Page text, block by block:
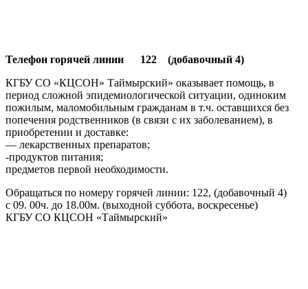
Телефон горячей линии 122 (добавочный 4)
КГБУ СО «КЦСОН» Таймырский» оказывает помощь, в
период сложной эпидемиологической ситуации, одиноким
пожилым, маломобильным гражданам в т.ч. оставшихся без
попечения родственников (в связи с их заболеванием), в
приобретении и доставке:
— лекарственных препаратов;
-продуктов питания;
предметов первой необходимости.
Обращаться по номеру горячей линии: 122, (добавочный 4)
с 09. 00ч. до 18.00м. (выходной суббота, воскресенье)
КГБУ СО КЦСОН «Таймырский»